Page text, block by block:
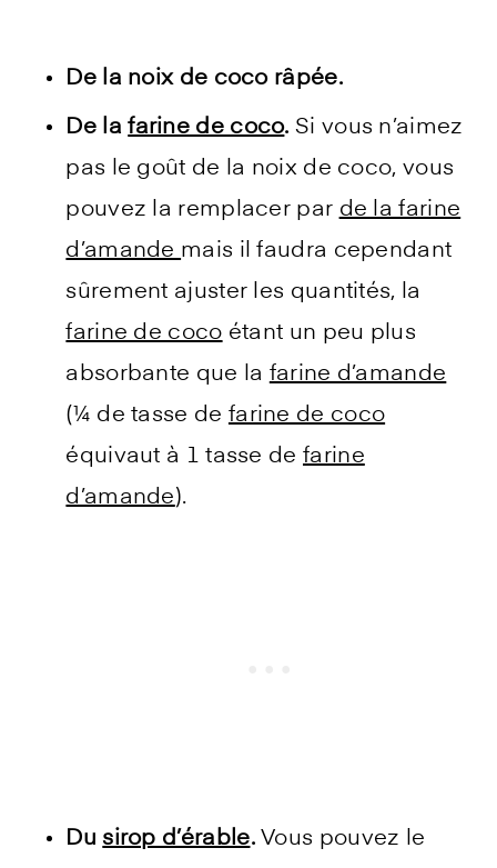
De la noix de coco râpée.
De lafarine de coco.Si vous n’aimez
pas le goût de la noix de coco, vous
pouvez la remplacer par de la farine
d’amande mais il faudra cependant
sûrement ajuster les quantités, la
farine de coco étant un peu plus
absorbante que la farine d’amande
(¼ de tasse de farine de coco
équivaut à 1 tasse de farine
d’amande ).
Dusirop d’érable.Vous pouvez le